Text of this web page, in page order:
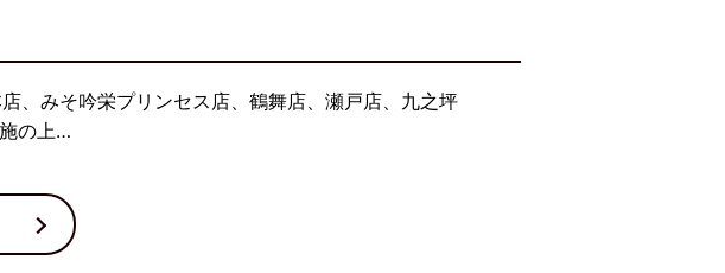
、みそ吟栄プリンセス店、鶴舞店、瀬戸店、九之坪
の上…